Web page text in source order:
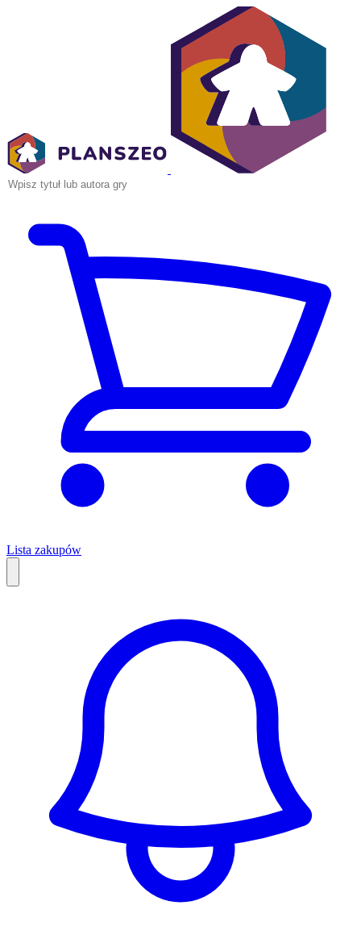
Lista zakupów